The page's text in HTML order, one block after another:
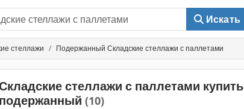
Искать
стеллажи Подержанный Складские стеллажи с паллетами
стеллажи с паллетами купить
подержанный (10)